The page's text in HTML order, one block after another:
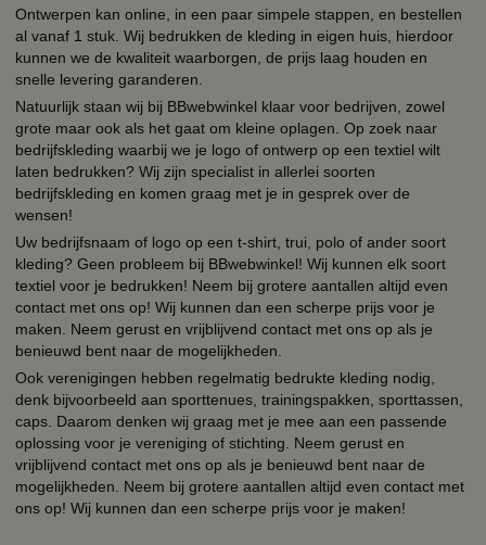
Ontwerpen kan online, in een paar simpele stappen, en bestellen
al vanaf 1 stuk. Wij bedrukken de kleding in eigen huis, hierdoor
kunnen we de kwaliteit waarborgen, de prijs laag houden en
snelle levering garanderen.
Natuurlijk staan wij bij BBwebwinkel klaar voor bedrijven, zowel
grote maar ook als het gaat om kleine oplagen. Op zoek naar
bedrijfskleding waarbij we je logo of ontwerp op een textiel wilt
laten bedrukken? Wij zijn specialist in allerlei soorten
bedrijfskleding en komen graag met je in gesprek over de
wensen!
Uw bedrijfsnaam of logo op een t-shirt, trui, polo of ander soort
kleding? Geen probleem bij BBwebwinkel! Wij kunnen elk soort
textiel voor je bedrukken! Neem bij grotere aantallen altijd even
contact met ons op! Wij kunnen dan een scherpe prijs voor je
maken. Neem gerust en vrijblijvend contact met ons op als je
benieuwd bent naar de mogelijkheden.
Ook verenigingen hebben regelmatig bedrukte kleding nodig,
denk bijvoorbeeld aan sporttenues, trainingspakken, sporttassen,
caps. Daarom denken wij graag met je mee aan een passende
oplossing voor je vereniging of stichting. Neem gerust en
vrijblijvend contact met ons op als je benieuwd bent naar de
mogelijkheden. Neem bij grotere aantallen altijd even contact met
ons op! Wij kunnen dan een scherpe prijs voor je maken!